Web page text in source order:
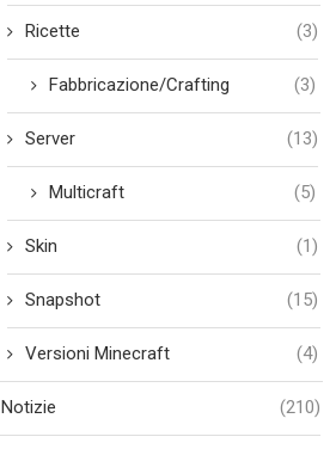
Ricette (3)
Fabbricazione/Crafting (3)
Server (13)
Multicraft (5)
Skin (1)
Snapshot (15)
Versioni Minecraft (4)
Notizie (210)